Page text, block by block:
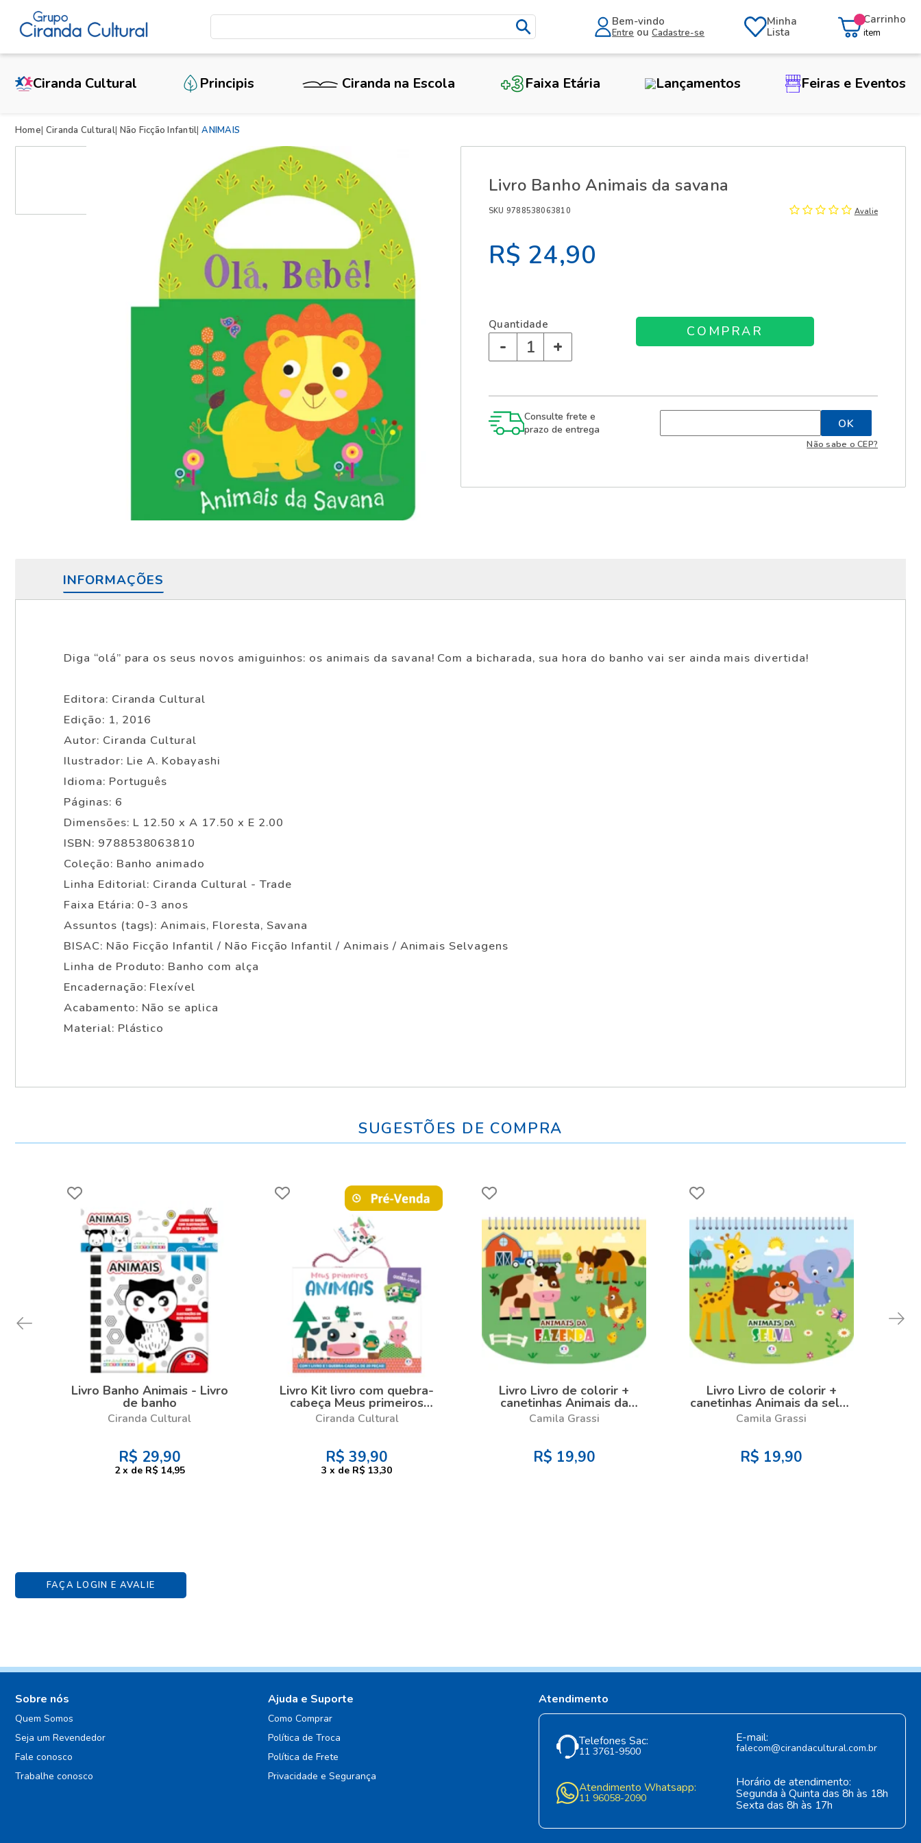
Bem-vindo
Entre ouCadastre-se
Minha
Lista
Carrinho
item
Ciranda Cultural Principis Ciranda na Escola Faixa Etária Lançamentos Feiras e Eventos
Home Ciranda Cultural Não Ficção Infantil ANIMAIS
Livro Banho Animais da savana
SKU 9788538063810 Avalie
R$ 24,90
Quantidade
- +
Consulte frete e
prazo de entrega
Não sabe o CEP?
INFORMAÇÕES
Diga “olá” para os seus novos amiguinhos: os animais da savana! Com a bicharada, sua hora do banho vai ser ainda mais divertida!
Editora: Ciranda Cultural
Edição: 1, 2016
Autor: Ciranda Cultural
Ilustrador: Lie A. Kobayashi
Idioma: Português
Páginas: 6
Dimensões: L 12.50 x A 17.50 x E 2.00
ISBN: 9788538063810
Coleção: Banho animado
Linha Editorial: Ciranda Cultural - Trade
Faixa Etária: 0-3 anos
Assuntos (tags): Animais, Floresta, Savana
BISAC: Não Ficção Infantil / Não Ficção Infantil / Animais / Animais Selvagens
Linha de Produto: Banho com alça
Encadernação: Flexível
Acabamento: Não se aplica
Material: Plástico
SUGESTÕES DE COMPRA
Livro Banho Animais - Livro
de banho
Ciranda Cultural
R$ 29,90
2 x de R$ 14,95
Livro Kit livro com quebra-
cabeça Meus primeiros
animais - Kit com livro e
quebra-cabeça de 20 peças
Ciranda Cultural
R$ 39,90
3 x de R$ 13,30
Livro Livro de colorir +
canetinhas Animais da
fazenda - Livro com
canetinha
Camila Grassi
R$ 19,90
Livro Livro de colorir +
canetinhas Animais da selva
- Livro com canetinha
Camila Grassi
R$ 19,90
FAÇA LOGIN E AVALIE
X
Sobre nós
Quem Somos
Seja um Revendedor
Fale conosco
Trabalhe conosco
Ajuda e Suporte
Como Comprar
Política de Troca
Política de Frete
Privacidade e Segurança
Atendimento
Telefones Sac:
11 3761-9500
E-mail:
falecom@cirandacultural.com.br
Atendimento Whatsapp:
11 96058-2090
Horário de atendimento:
Segunda à Quinta das 8h às 18h
Sexta das 8h às 17h